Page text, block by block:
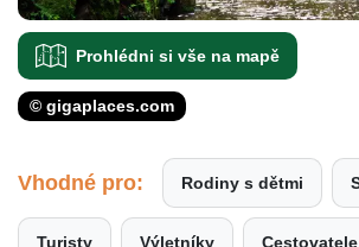
Prohlédni si vše na mapě
© gigaplaces.com
Vhodné pro: Rodiny s dětmi
Turisty Výletníky Cestovatele